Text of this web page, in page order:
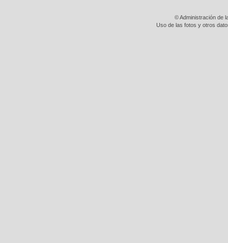
© Administración de
Uso de las fotos y otros